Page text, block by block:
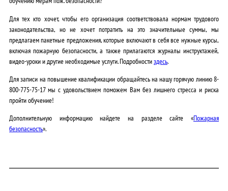
Для тех кто хочет, чтобы его организация соответствовала нормам трудового
законодательства, но не хочет потратить на это значительные суммы, мы
предлагаем пакетные предложения, которые включают в себя все нужные курсы,
включая пожарную безопасности, а также прилагаются журналы инструктажей,
видео-уроки и другие необходимые услуги. Подробностиздесь.
Для записи на повышение квалификации обращайтесь на нашу горячую линию 8-
800-775-75-17 мы с удовольствием поможем Вам без лишнего стресса и риска
пройти обучение!
Дополнительную информацию найдете на разделе сайте «Пожарная
безопасность».